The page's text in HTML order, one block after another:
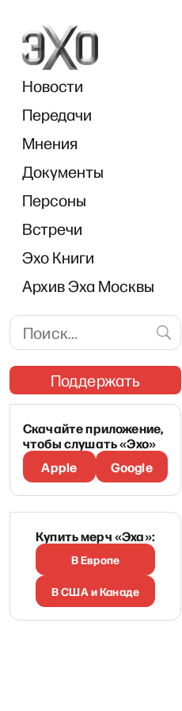
Новости
Передачи
Мнения
Документы
Персоны
Встречи
Эхо Книги
Архив Эха Москвы
Поддержать
Скачайте приложение,
чтобы слушать «Эхо»
Apple
Google
Купить мерч «Эха»:
В Европе
В США и Канаде